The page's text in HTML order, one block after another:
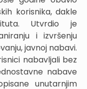
korisnika, dakle
Utvrdio je
i izvršenju
javnoj nabavi.
nabavljali bez
nabave
unutarnjim